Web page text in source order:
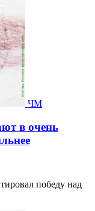
ЧМ
в очень
победу над